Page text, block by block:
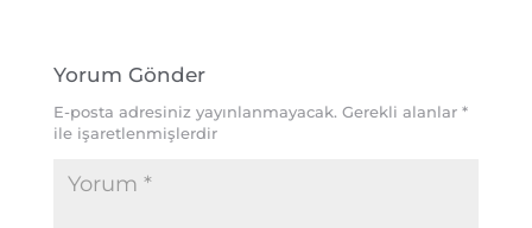
Yorum Gönder
E-posta adresiniz yayınlanmayacak. Gerekli alanlar *
ile işaretlenmişlerdir